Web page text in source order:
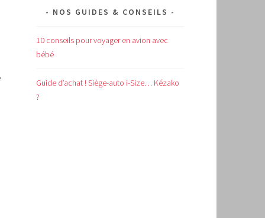
NOS GUIDES & CONSEILS
10 conseils pour voyager en avion avec
bébé
Guide d’achat ! Siège-auto i-Size… Kézako
?